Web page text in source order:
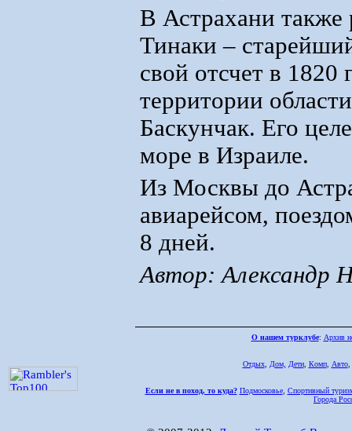
В Астрахани также
Тинаки –
свой отсчет в 1820
территории
Баскунчак. Его
море в Израиле.
Из Москвы до
авиарейсом,
8 дней.
Автор: Александр
О нашем турклубе: Архив
Отдых, Дом, Дети, Комп, Авто,
Если не в поход, то куда? Подмосковье, Спортивный
Города